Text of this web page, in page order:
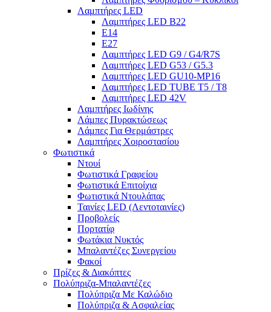
Λαμπτήρες LED
Λαμπτήρες LED B22
E14
E27
Λαμπτήρες LED G9 / G4/R7S
Λαμπτήρες LED G53 / G5.3
Λαμπτήρες LED GU10-ΜΡ16
Λαμπτήρες LED TUBE T5 / T8
Λαμπτήρες LED 42V
Λαμπτήρες Ιωδίνης
Λάμπες Πυρακτώσεως
Λάμπες Για Θερμάστρες
Λαμπτήρες Χοιροστασίου
Φωτιστικά
Ντουί
Φωτιστικά Γραφείου
Φωτιστικά Επιτοίχια
Φωτιστικά Ντουλάπας
Ταινίες LED (Λεντοταινίες)
Προβολείς
Πορτατίφ
Φωτάκια Νυκτός
Μπαλαντέζες Συνεργείου
Φακοί
Πρίζες & Διακόπτες
Πολύπριζα-Μπαλαντέζες
Πολύπριζα Με Καλώδιο
Πολύπριζα & Ασφαλείας